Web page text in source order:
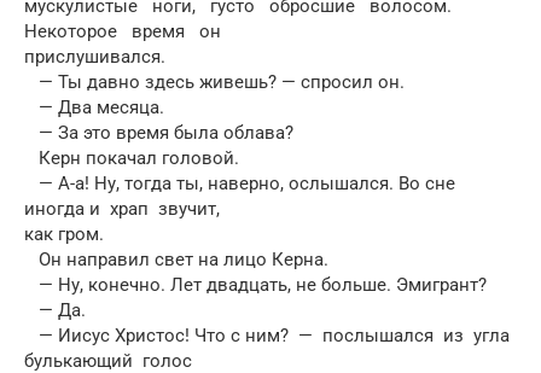
мускулистые ноги, густо обросшие волосом.
Некоторое время он
прислушивался.
— Ты давно здесь живешь? — спросил он.
— Два месяца.
— За это время была облава?
Керн покачал головой.
— А-а! Ну, тогда ты, наверно, ослышался. Во сне
иногда и храп звучит,
как гром.
Он направил свет на лицо Керна.
— Ну, конечно. Лет двадцать, не больше. Эмигрант?
— Да.
— Иисус Христос! Что с ним? — послышался из угла
булькающий голос